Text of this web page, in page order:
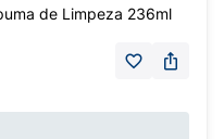
de Limpeza 236ml